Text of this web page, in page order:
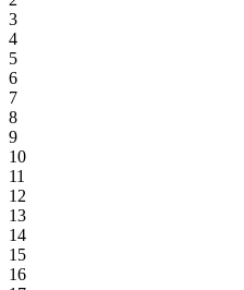
3
4
5
6
7
8
9
10
11
12
13
14
15
16